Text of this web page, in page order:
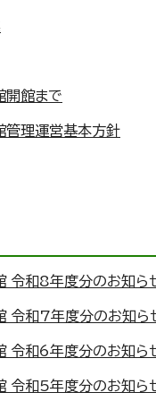
開館まで
管理運営基本方針
令和8年度分のお知ら
令和7年度分のお知ら
令和6年度分のお知ら
令和5年度分のお知ら